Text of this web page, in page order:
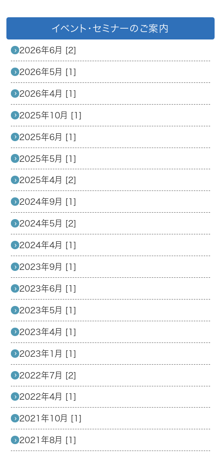
イベント・セミナーのご案内
2026年6月 [2]
2026年5月 [1]
2026年4月 [1]
2025年10月 [1]
2025年6月 [1]
2025年5月 [1]
2025年4月 [2]
2024年9月 [1]
2024年5月 [2]
2024年4月 [1]
2023年9月 [1]
2023年6月 [1]
2023年5月 [1]
2023年4月 [1]
2023年1月 [1]
2022年7月 [2]
2022年4月 [1]
2021年10月 [1]
2021年8月 [1]